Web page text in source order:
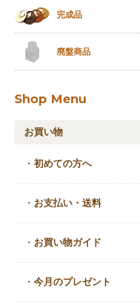
完成品
廃盤商品
Shop Menu
お買い物
・初めての方へ
・ お支払い・送料
・ お買い物ガイド
・今月のプレゼント